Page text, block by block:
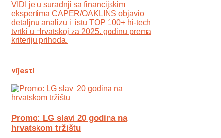
VIDI je u suradnji sa financijskim
ekspertima CAPER/OAKLINS objavio
detaljnu analizu i listu TOP 100+ hi-tech
tvrtki u Hrvatskoj za 2025. godinu prema
kriteriju prihoda.
Vijesti
Promo: LG slavi 20 godina na
hrvatskom tržištu